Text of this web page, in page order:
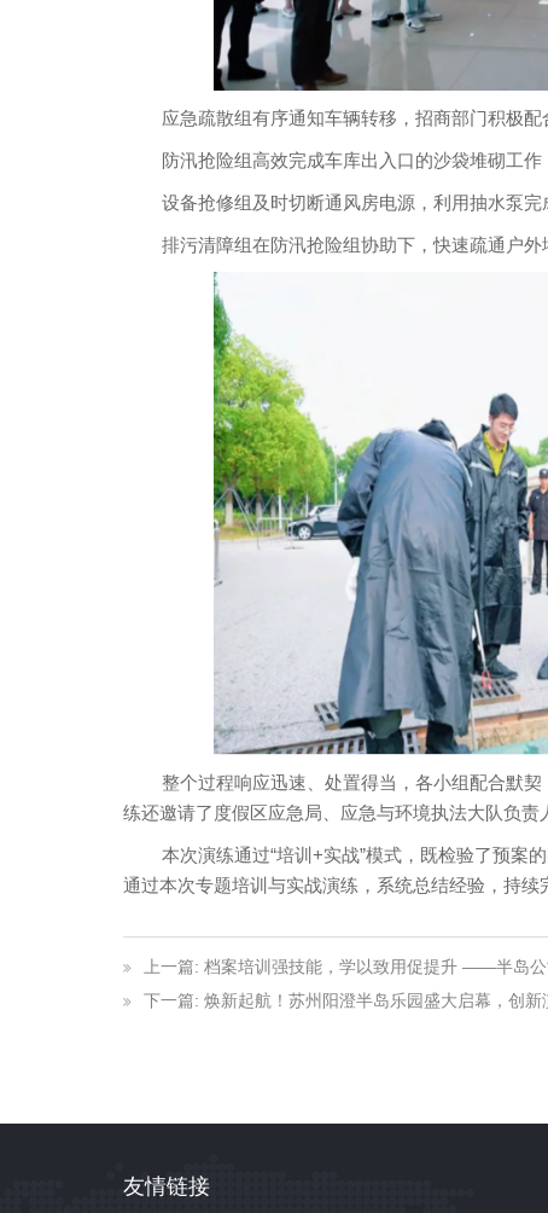
应急疏散组有序通知车辆转移，招商部门积极配
防汛抢险组高效完成车库出入口的沙袋堆砌工作
设备抢修组及时切断通风房电源，利用抽水泵完
排污清障组在防汛抢险组协助下，快速疏通户外
整个过程响应迅速、处置得当，各小组配合默契
练还邀请了度假区应急局、应急与环境执法大队负责
本次演练通过“培训+实战”模式，既检验了预案
通过本次专题培训与实战演练，系统总结经验，持续
上一篇: 档案培训强技能，学以致用促提升 ——半岛公
下一篇: 焕新起航！苏州阳澄半岛乐园盛大启幕，创
友情链接